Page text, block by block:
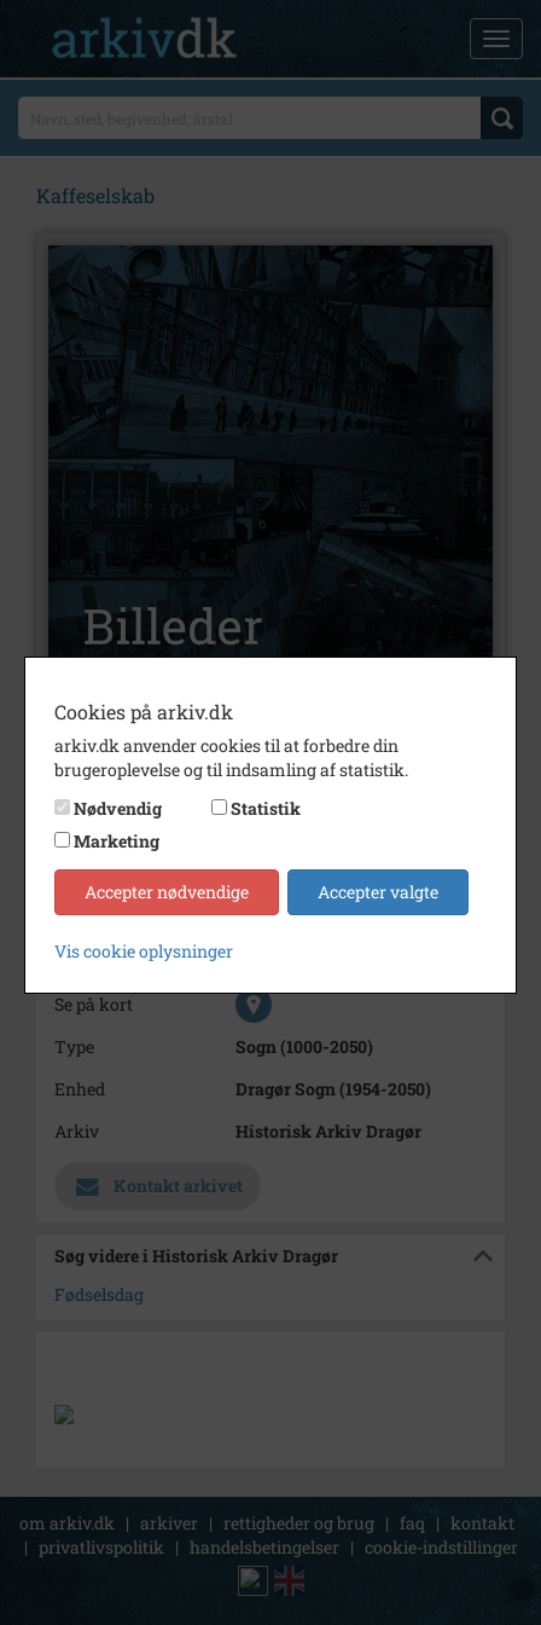
Kaffeselskab
Nummer
B6321
Beskrivelse
Bemærkning
Personer er ikke identificeret.
Årstal
1959
Fotograf
Se på kort
Type
Sogn (1000-2050)
Enhed
Dragør Sogn (1954-2050)
Arkiv
Historisk Arkiv Dragør
Kontakt arkivet
Søg videre i Historisk Arkiv Dragør
Fødselsdag
om arkiv.dk | arkiver | rettigheder og brug | faq | kontakt
| privatlivspolitik | handelsbetingelser | cookie-indstillinger
Cookies på arkiv.dk
arkiv.dk anvender cookies til at forbedre din
brugeroplevelse og til indsamling af statistik.
Nødvendig
Statistik
Marketing
Accepter nødvendige Accepter valgte
Vis cookie oplysninger